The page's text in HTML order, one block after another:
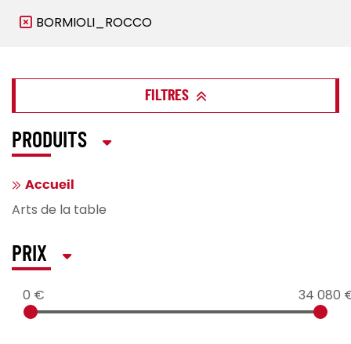
BORMIOLI_ROCCO
FILTRES
PRODUITS
Accueil
Arts de la table
PRIX
0 € 34 080